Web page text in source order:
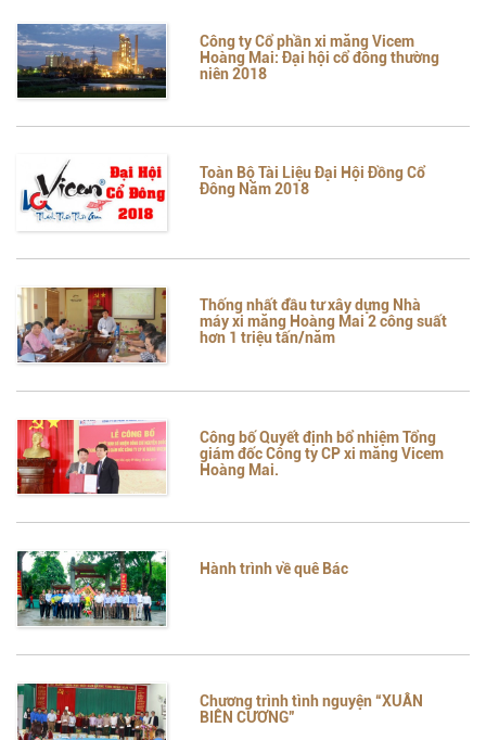
Công ty Cổ phần xi măng Vicem
Hoàng Mai: Đại hội cổ đông thường
niên 2018
Toàn Bộ Tài Liệu Đại Hội Đồng Cổ
Đông Năm 2018
Thống nhất đầu tư xây dựng Nhà
máy xi măng Hoàng Mai 2 công suất
hơn 1 triệu tấn/năm
Công bố Quyết định bổ nhiệm Tổng
giám đốc Công ty CP xi măng Vicem
Hoàng Mai.
Hành trình về quê Bác
Chương trình tình nguyện “XUÂN
BIÊN CƯƠNG”